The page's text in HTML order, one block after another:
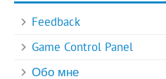
Feedback
Game Control Panel
Обо мне